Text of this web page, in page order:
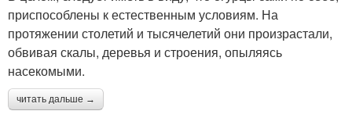
приспособлены к естественным условиям. На
протяжении столетий и тысячелетий они произрастали,
обвивая скалы, деревья и строения, опыляясь
насекомыми.
читать дальше →